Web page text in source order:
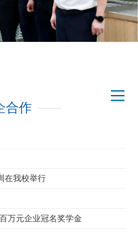
合作
在我校举行
万元企业冠名奖学金